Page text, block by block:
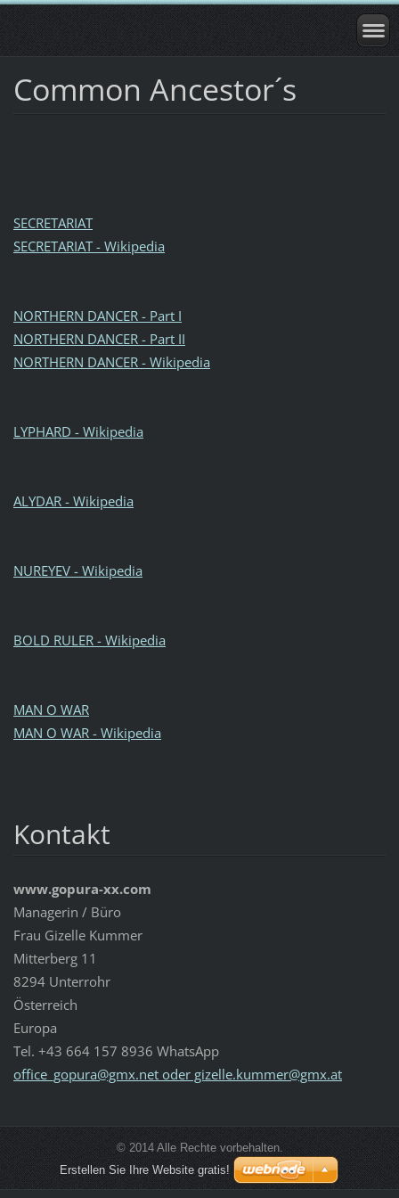
Common Ancestor´s
SECRETARIAT
SECRETARIAT - Wikipedia
NORTHERN DANCER - Part I
NORTHERN DANCER - Part II
NORTHERN DANCER - Wikipedia
LYPHARD - Wikipedia
ALYDAR - Wikipedia
NUREYEV - Wikipedia
BOLD RULER - Wikipedia
MAN O WAR
MAN O WAR - Wikipedia
Kontakt
www.gopura-xx.com
Managerin / Büro
Frau Gizelle Kummer
Mitterberg 11
8294 Unterrohr
Österreich
Europa
Tel. +43 664 157 8936 WhatsApp
office_gopura@gmx.net oder gizelle.kummer@gmx.at
© 2014 Alle Rechte vorbehalten.
Erstellen Sie Ihre Website gratis!